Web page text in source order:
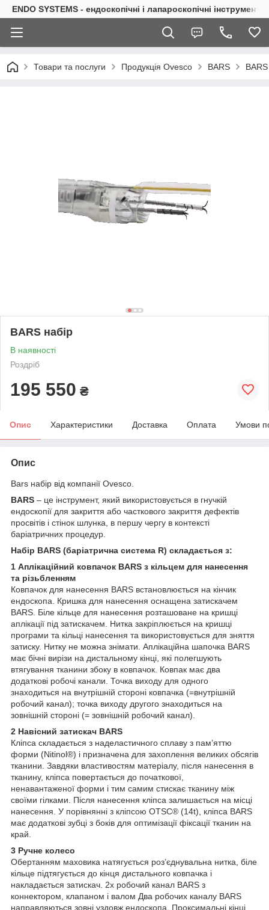
ENDO SYSTEMS - ендоскопічні і лапароскопічні інструменти
Товари та послуги Продукція Ovesco BARS
BARS набіp
В наявності
Роздріб
195 550 ₴
Опис Характеристики Доставка Оплата Умови
Опис
Bars набір від компанії Ovesco.
BARS – це інструмент, який використовується в гнучкій
ендоскопії для закриття або часткового закриття дефектів
просвітів і стінок шлунка, в першу чергу в контексті
баріатричних процедур.
Набір BARS (баріатрична система R) складається з:
1 Аплікаційний ковпачок BARS з кільцем для нанесення
та різьбленням
Ковпачок для нанесення BARS встановлюється на кінчик
ендоскопа. Кришка для нанесення оснащена затискачем
BARS. Біле кільце для нанесення розташоване на кришці
аплікації під затискачем. Нитка закріплюється на кришці
програми та кільці нанесення та використовується для зняття
затиску. Нитку не можна знімати. Аплікаційна шапочка BARS
має бічні вирізи на дистальному кінці, які полегшують
втягування тканини збоку в ковпачок. Ковпак має два
додаткові робочі канали. Точка виходу для одного
знаходиться на внутрішній стороні ковпачка (=внутрішній
робочий канал); точка виходу другого знаходиться на
зовнішній стороні (= зовнішній робочий канал).
2 Навісний затискач BARS
Кліпса складається з наделастичного сплаву з пам’яттю
форми (Nitinol®) і призначена для захоплення великих обсягів
тканини. Завдяки властивостям матеріалу, після нанесення в
тканину, кліпса повертається до початкової,
ненавантаженої форми і тим самим стискає тканину між
своїми гілками. Після нанесення кліпса залишається на місці
нанесення. У порівнянні з кліпсою OTSC® (14t), кліпса BARS
має додаткові зубці з боків для оптимізації фіксації тканин на
край.
3 Ручне колесо
Обертанням маховика натягується роз’єднувальна нитка, біле
кільце підтягується до кінця дистального ковпачка і
накладається затискач. 2x робочий канал BARS з
коннектором, клапаном і валом Два робочих каналу BARS
направляються зовні уздовж ендоскопа. Проксимальні кінці